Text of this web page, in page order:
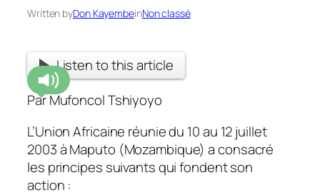
Written byDon KayembeinNon classé
Listen to this article
Par Mufoncol Tshiyoyo
L’Union Africaine réunie du 10 au 12 juillet
2003 à Maputo (Mozambique) a consacré
les principes suivants qui fondent son
action :